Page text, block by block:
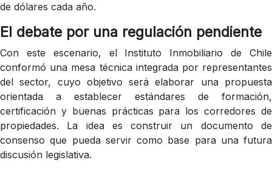
de dólares cada año.
El debate por una regulación pendiente
Con este escenario, el Instituto Inmobiliario de Chile
conformó una mesa técnica integrada por representantes
del sector, cuyo objetivo será elaborar una propuesta
orientada a establecer estándares de formación,
certificación y buenas prácticas para los corredores de
propiedades. La idea es construir un documento de
consenso que pueda servir como base para una futura
discusión legislativa.